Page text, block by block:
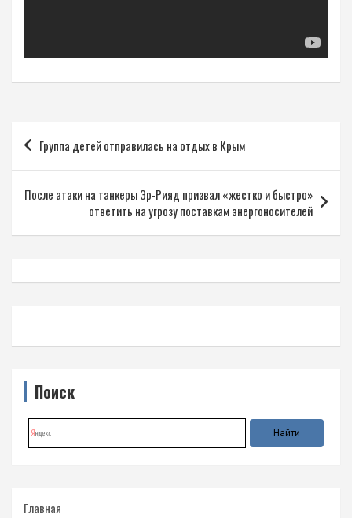
Навигация
по
записям
Группа детей отправилась на отдых в Крым
После атаки на танкеры Эр-Рияд призвал «жестко и быстро»
ответить на угрозу поставкам энергоносителей
Поиск
Главная